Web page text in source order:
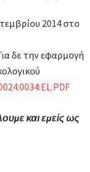
2014 στο
δε την εφαρμογή
και εμείς ως